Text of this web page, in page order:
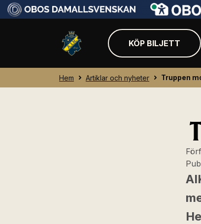
KÖP BILJETT
Hem Artiklar och nyheter Truppen